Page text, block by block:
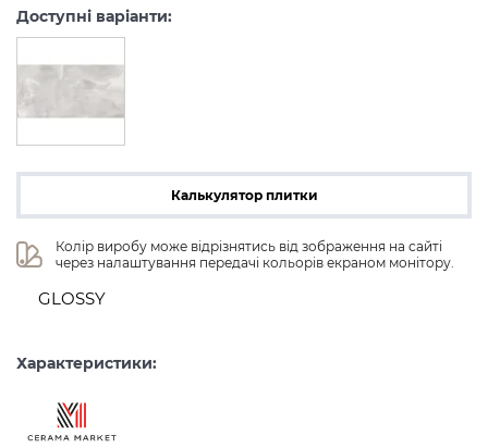
Доступні варіанти:
Калькулятор плитки
Колір виробу може відрізнятись від зображення на сайті
через налаштування передачі кольорів екраном монітору.
GLOSSY
Характеристики: